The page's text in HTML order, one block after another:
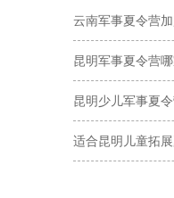
云南军事夏令营
昆明军事夏令营
昆明少儿军事夏
适合昆明儿童拓